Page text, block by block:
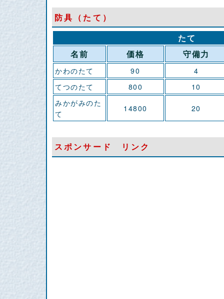
防具（たて）
たて
名前
価格 守備力
かわのたて 90
4
てつのたて
800
10
みかがみのた
て
14800 20
スポンサード リンク